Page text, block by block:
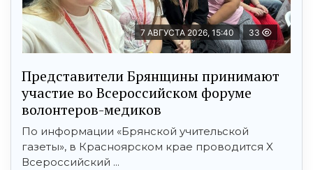
7 АВГУСТА 2026, 15:40 33
Представители Брянщины принимают
участие во Всероссийском форуме
волонтеров-медиков
По информации «Брянской учительской
газеты», в Красноярском крае проводится X
Всероссийский ...